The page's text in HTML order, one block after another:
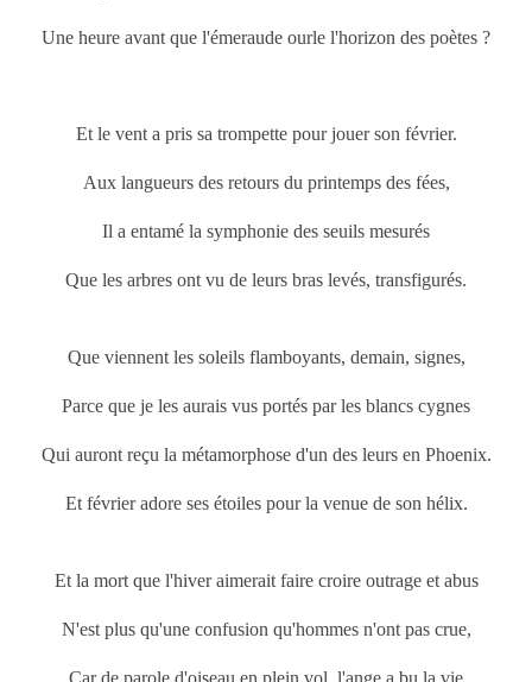
Une heure avant que l'émeraude ourle l'horizon des poètes ?
Et le vent a pris sa trompette pour jouer son février.
Aux langueurs des retours du printemps des fées,
Il a entamé la symphonie des seuils mesurés
Que les arbres ont vu de leurs bras levés, transfigurés.
Que viennent les soleils flamboyants, demain, signes,
Parce que je les aurais vus portés par les blancs cygnes
Qui auront reçu la métamorphose d'un des leurs en Phoenix.
Et février adore ses étoiles pour la venue de son hélix.
Et la mort que l'hiver aimerait faire croire outrage et abus
N'est plus qu'une confusion qu'hommes n'ont pas crue,
Car de parole d'oiseau en plein vol, l'ange a bu la vie